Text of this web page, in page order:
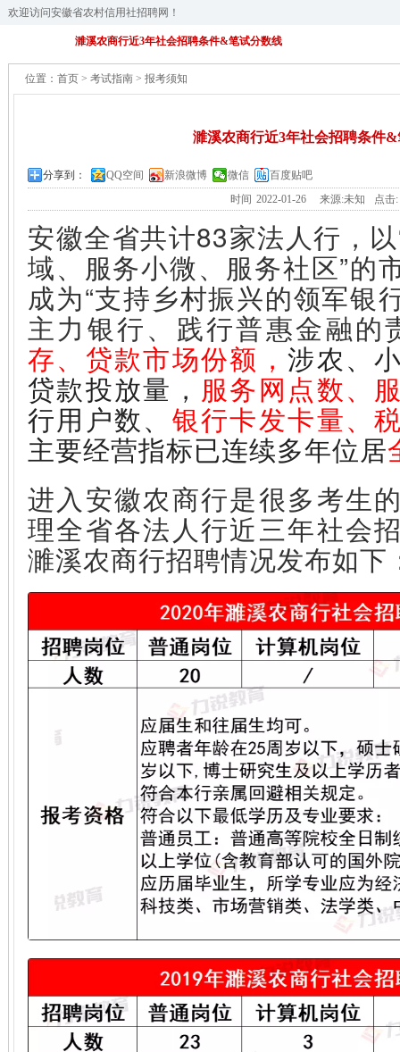
欢迎访问安徽省农村信用社招聘网！
濉溪农商行近3年社会招聘条件&笔试分数线
位置： 首页 > 考试指南 > 报考须知
濉溪农商行近3年社会招聘条件
分享到： QQ空间 新浪微博 微信
百度贴吧
时间 2022-01-26 来源:未知 点击:
安徽全省共计83家法人行，
域、服务小微、服务社区”的
成为“支持乡村振兴的领军银
主力银行、践行普惠金融的
存、贷款市场份额，涉农、
贷款投放量， 服务网点数、
行用户数、 银行卡发卡量、
主要经营指标已连续多年位居
进入安徽农商行是很多考生
理全省各法人行近三年社会
濉溪农商行招聘情况发布如下